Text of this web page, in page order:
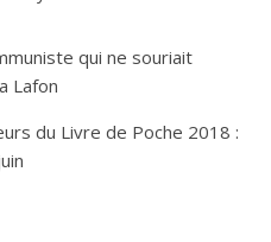
qui ne souriait
Lafon
du Livre de Poche 2018 :